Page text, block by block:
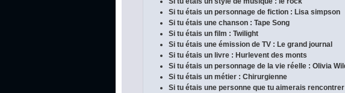
Si tu étais un personnage de fiction : Lisa simpson
Si tu étais une chanson : Tape Song
Si tu étais un film : Twilight
Si tu étais une émission de TV : Le grand journal
Si tu étais un livre : Hurlevent des monts
Si tu étais un personnage de la vie réelle : Olivia
Si tu étais un métier : Chirurgienne
Si tu étais une personne que tu aimerais